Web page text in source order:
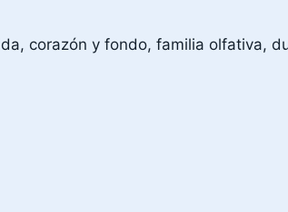
corazón y fondo, familia olfativa,